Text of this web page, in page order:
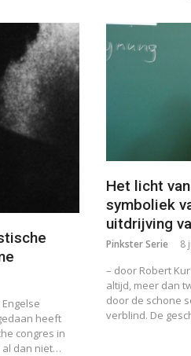
heeft
congres in
al dan niet…
Het licht
symboliek
uitdrijving
Pinkster Serie 8
– door Robert
altijd, meer dan
door de schone
verblind. De